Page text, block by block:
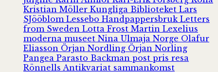
Kristian Möller Kungliga Biblioteket Lars
SJööblom Lessebo Handpappersbruk Letters
from Sweden Lotta Frost Martin Lexelius
moderna museet Nina Ulmaja Norge Olafur
Eliasson Örjan Nordling Örjan Norling
Pangea Parasto Backman post pris resa
Rönnells Antikvariat sammankomst